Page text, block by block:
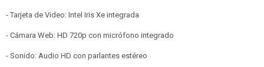
- Tarjeta de Video: Intel Iris Xe integrada
- Cámara Web: HD 720p con micrófono integrado
- Sonido: Audio HD con parlantes estéreo